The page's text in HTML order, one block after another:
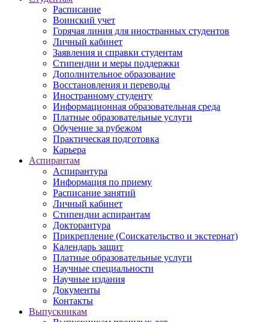
Расписание
Воинский учет
Горячая линия для иностранных студентов
Личный кабинет
Заявления и справки студентам
Стипендии и меры поддержки
Дополнительное образование
Восстановления и переводы
Иностранному студенту
Информационная образовательная среда
Платные образовательные услуги
Обучение за рубежом
Практическая подготовка
Карьера
Аспирантам
Аспирантура
Информация по приему
Расписание занятий
Личный кабинет
Стипендии аспирантам
Докторантура
Прикрепление (Соискательство и экстернат)
Календарь защит
Платные образовательные услуги
Научные специальности
Научные издания
Документы
Контакты
Выпускникам